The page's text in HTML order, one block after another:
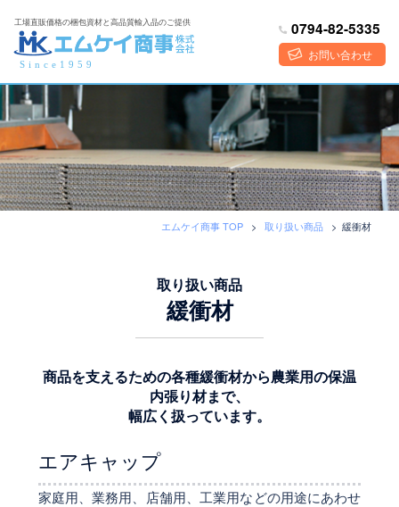
ツ
へ
ス
キ
ッ
プ
工場直販価格の梱包資材と高品質輸入品のご提供
Since1959
0794-82-5335
お問い合わせ
エムケイ商事 TOP > 取り扱い商品 > 緩衝材
取り扱い商品
緩衝材
商品を支えるための各種緩衝材から農業用の保温
内張り材まで、
幅広く扱っています。
エアキャップ
家庭用、業務用、店舗用、工業用などの用途にあわせ